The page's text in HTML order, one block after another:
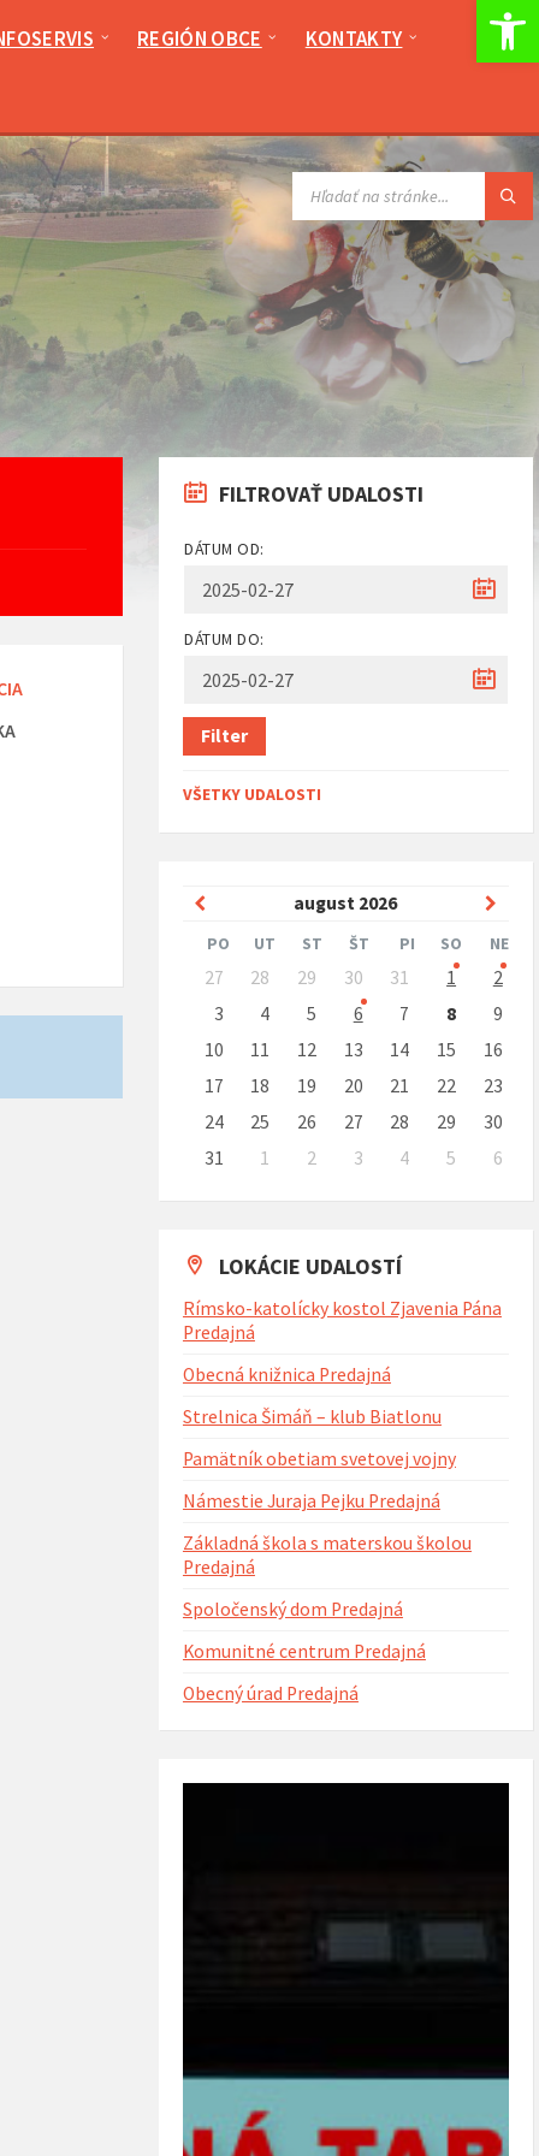
REGIÓN OBCE KONTAKTY
VYHĽADÁVANIE:
FILTROVAŤ UDALOSTI
DÁTUM OD:
DÁTUM DO:
Filter
VŠETKY UDALOSTI
august 2026
Predchádzajúci
mesiac
PO UT ST ŠT PI SO NE
Preskočit
kalendárne
27 28 29 30 31 1
2
3
4 5 6 7 8
9
10
11 12 13 14 15
16
17
18 19 20 21 22
23
24
25 26 27 28 29
30
31
1 2 3 4 5
6
na
dni
LOKÁCIE UDALOSTÍ
Rímsko-katolícky kostol Zjavenia Pána
Predajná
Obecná knižnica Predajná
Strelnica Šimáň – klub Biatlonu
Pamätník obetiam svetovej vojny
Námestie Juraja Pejku Predajná
Základná škola s materskou školou
Predajná
Spoločenský dom Predajná
Komunitné centrum Predajná
Obecný úrad Predajná